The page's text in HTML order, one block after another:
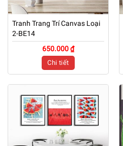
Tranh Trang Trí Canvas Loại
2-BE14
650.000 ₫
Chi tiết